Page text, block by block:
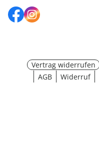
Vertrag widerrufen
AGB
Widerruf